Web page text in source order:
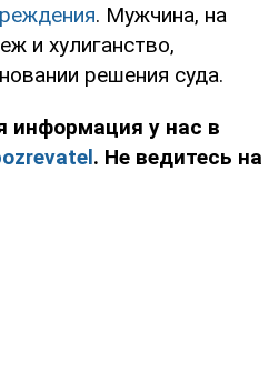
. Мужчина, на
и хулиганство,
решения суда.
информация у нас в
. Не ведитесь на